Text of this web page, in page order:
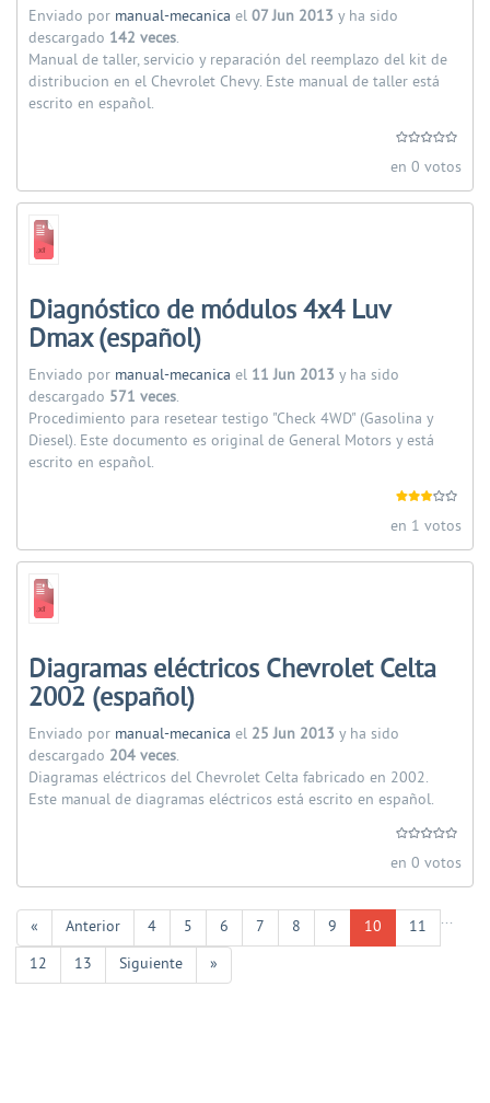
Enviado por manual-mecanica el 07 Jun 2013 y ha sido
descargado 142 veces.
Manual de taller, servicio y reparación del reemplazo del kit de
distribucion en el Chevrolet Chevy. Este manual de taller está
escrito en español.
en 0 votos
Diagnóstico de módulos 4x4 Luv
Dmax (español)
Enviado por manual-mecanica el 11 Jun 2013 y ha sido
descargado 571 veces.
Procedimiento para resetear testigo "Check 4WD" (Gasolina y
Diesel). Este documento es original de General Motors y está
escrito en español.
en 1 votos
Diagramas eléctricos Chevrolet Celta
2002 (español)
Enviado por manual-mecanica el 25 Jun 2013 y ha sido
descargado 204 veces.
Diagramas eléctricos del Chevrolet Celta fabricado en 2002.
Este manual de diagramas eléctricos está escrito en español.
en 0 votos
« Anterior ...
4 5 6 7 8 9 10
11
12
13 Siguiente »